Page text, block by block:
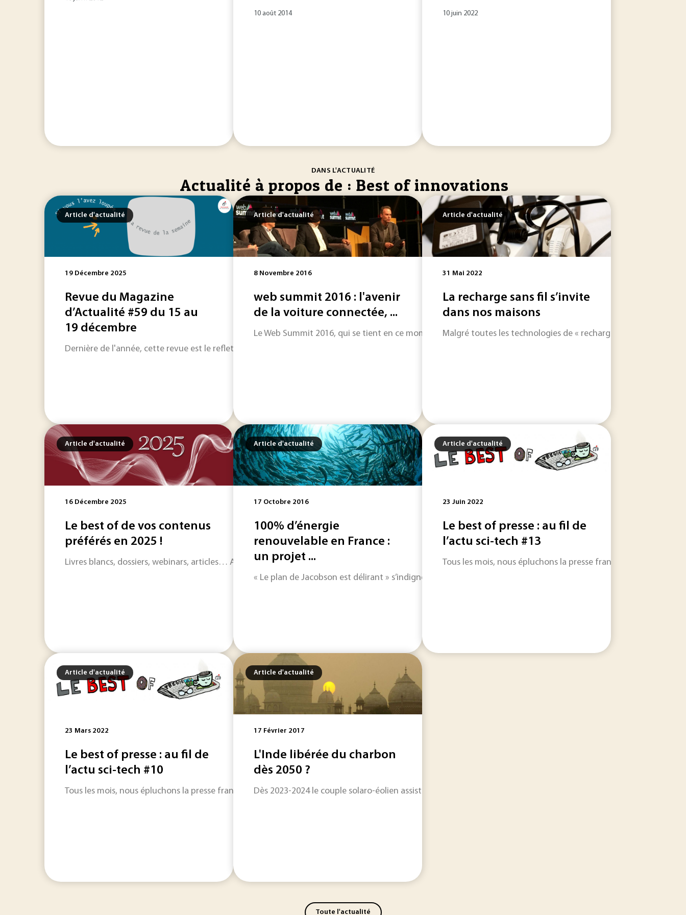
10 août 2014 10 juin 2022
DANS L'ACTUALITÉ
Actualité à propos de : Best of innovations
Article d'actualité
19 Décembre 2025
Revue du Magazine
d’Actualité #59 du 15 au
19 décembre
Dernière de l'année, cette revue est le reflet d'une semaine de transition et de bilans. Elle revient sur la réindustrialisation à la française, l'électromobilité...
Article d'actualité
8 Novembre 2016
web summit 2016 : l'avenir
de la voiture connectée, ...
Le Web Summit 2016, qui se tient en ce moment à Lisbonne, permet aux acteurs mondiaux du web de repérer
Article d'actualité
31 Mai 2022
La recharge sans fil s’invite
dans nos maisons
Malgré toutes les technologies de « recharge sans fil »
Article d'actualité
16 Décembre 2025
Le best of de vos contenus
préférés en 2025 !
Livres blancs, dossiers, webinars, articles… Alors que 2025 est sur le point de se terminer, faisons le point sur les contenus que vous avez le plus apprécié...
Article d'actualité
17 Octobre 2016
100% d’énergie
renouvelable en France :
un projet ...
« Le plan de Jacobson est délirant » s’indigne Philippe Hansen sur son blog Energie-Crise.fr (le bien nommé) à
Article d'actualité
23 Juin 2022
Le best of presse : au fil de
l’actu sci-tech #13
Tous les mois, nous épluchons la presse française et
Article d'actualité
23 Mars 2022
Le best of presse : au fil de
l’actu sci-tech #10
Tous les mois, nous épluchons la presse française et internationale pour vous proposer une sélection des informations scientifiques et technologiques les plus...
Article d'actualité
17 Février 2017
L'Inde libérée du charbon
dès 2050 ?
Dès 2023-2024 le couple solaro-éolien assisté du stockage batterie coûtera moins cher que le charbon selon
Toute l'actualité